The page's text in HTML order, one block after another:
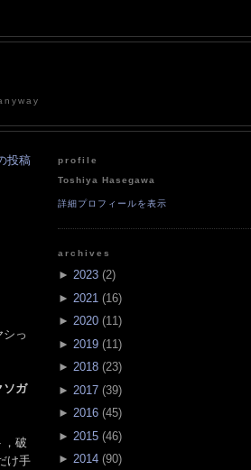
投稿
っ
ソガ
，破
け手
profile
Toshiya Hasegawa
詳細プロフィールを表示
archives
► 2023 (2)
► 2021 (16)
► 2020 (11)
► 2019 (11 )
► 2018 (23)
► 2017 (39)
► 2016 (45)
► 2015 (46)
► 2014 (90)